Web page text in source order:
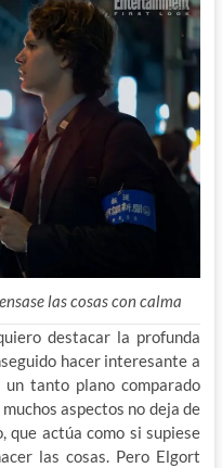
las cosas con calma
destacar la profunda
hacer interesante a
tanto plano comparado
aspectos no deja de
que actúa como si supiese
las cosas. Pero Elgort